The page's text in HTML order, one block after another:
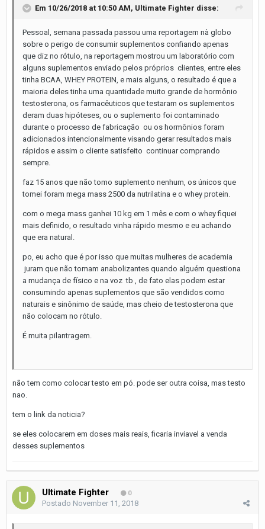
Em 10/26/2018 at 10:50 AM, Ultimate Fighter disse:
Pessoal, semana passada passou uma reportagem nà globo
sobre o perigo de consumir suplementos confiando apenas
que diz no rótulo, na reportagem mostrou um laboratório com
alguns suplementos enviado pelos próprios clientes, entre eles
tinha BCAA, WHEY PROTEIN, e mais alguns, o resultado é que a
maioria deles tinha uma quantidade muito grande de hormônio
testosterona, os farmacêuticos que testaram os suplementos
deram duas hipóteses, ou o suplemento foi contaminado
durante o processo de fabricação ou os hormônios foram
adicionados intencionalmente visando gerar resultados mais
rápidos e assim o cliente satisfeito continuar comprando
sempre.
faz 15 anos que não tomo suplemento nenhum, os únicos que
tomei foram mega mass 2500 da nutrilatina e o whey protein.
com o mega mass ganhei 10 kg em 1 mês e com o whey fiquei
mais definido, o resultado vinha rápido mesmo e eu achando
que era natural.
po, eu acho que é por isso que muitas mulheres de academia
juram que não tomam anabolizantes quando alguém questiona
a mudança de físico e na voz tb , de fato elas podem estar
consumindo apenas suplementos que são vendidos como
naturais e sinônimo de saúde, mas cheio de testosterona que
não colocam no rótulo.
É muita pilantragem.
não tem como colocar testo em pó. pode ser outra coisa, mas testo
nao.
tem o link da noticia?
se eles colocarem em doses mais reais, ficaria inviavel a venda
desses suplementos
Ultimate Fighter 0
Postado November 11, 2018